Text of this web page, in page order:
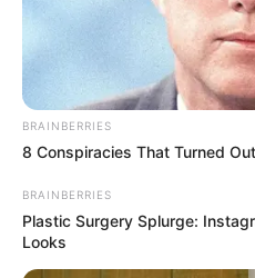
BRAINBERRIES
8 Conspiracies That Turned
BRAINBERRIES
Plastic Surgery Splurge:
Looks